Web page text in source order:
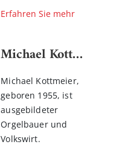
Erfahren Sie mehr
Michael Kottmeier
Michael Kottmeier,
geboren 1955, ist
ausgebildeter
Orgelbauer und
Volkswirt.